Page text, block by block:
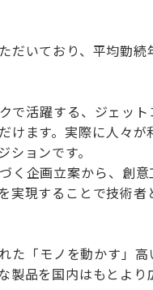
だいており、平均勤
で活躍する、ジェッ
けます。実際に人々
ションです。
く企画立案から、創
実現することで技術
た「モノを動かす」
製品を国内はもとよ